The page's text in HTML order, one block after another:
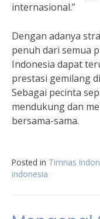
internasional.”
Dengan adanya
penuh dari semua
Indonesia dapat
prestasi gemilang
Sebagai pecinta
mendukung dan
bersama-sama.
Posted in Timnas
indonesia